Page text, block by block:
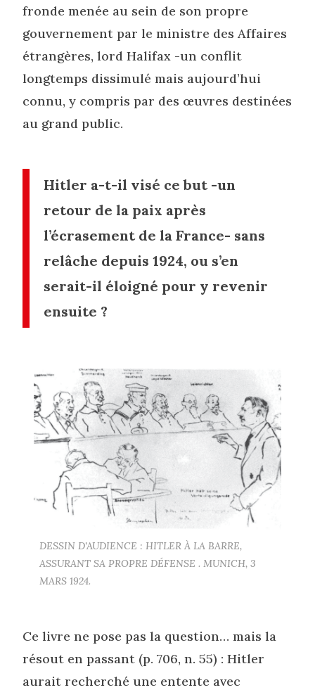
fronde menée au sein de son propre
gouvernement par le ministre des Affaires
étrangères, lord Halifax -un conflit
longtemps dissimulé mais aujourd’hui
connu, y compris par des œuvres destinées
au grand public.
Hitler a-t-il visé ce but -un
retour de la paix après
l’écrasement de la France- sans
relâche depuis 1924, ou s’en
serait-il éloigné pour y revenir
ensuite ?
DESSIN D’AUDIENCE : HITLER À LA BARRE,
ASSURANT SA PROPRE DÉFENSE . MUNICH, 3
MARS 1924.
Ce livre ne pose pas la question… mais la
résout en passant (p. 706, n. 55) : Hitler
aurait recherché une entente avec